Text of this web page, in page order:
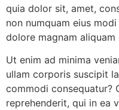
quia dolor sit, amet,
non numquam eius
dolore magnam
Ut enim ad minima
ullam corporis suscipit
commodi consequatur?
reprehenderit, qui in ea